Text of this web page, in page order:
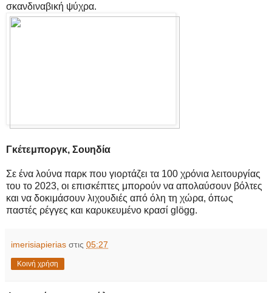
σκανδιναβική ψύχρα.
Γκέτεμποργκ, Σουηδία
Σε ένα λούνα παρκ που γιορτάζει τα 100 χρόνια λειτουργίας
του το 2023, οι επισκέπτες μπορούν να απολαύσουν βόλτες
και να δοκιμάσουν λιχουδιές από όλη τη χώρα, όπως
παστές ρέγγες και καρυκευμένο κρασί glögg.
imerisiapierias στις 05:27
Κοινή χρήση